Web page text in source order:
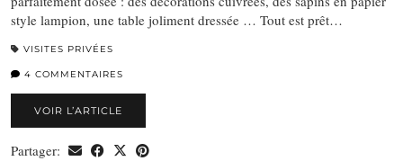
style lampion, une table joliment dressée … Tout est prêt…
VISITES PRIVÉES
4 COMMENTAIRES
VOIR L’ARTICLE
Partager: